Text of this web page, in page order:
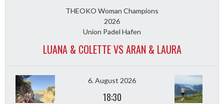
THEOKO Woman Champions
2026
Union Padel Hafen
LUANA & COLETTE VS ARAN & LAURA
6. August 2026
18:30